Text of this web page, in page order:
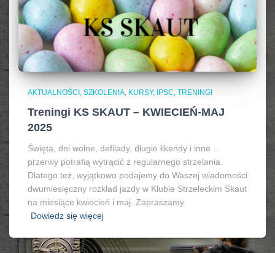
AKTUALNOŚCI, SZKOLENIA, KURSY, IPSC TRENINGI
Treningi KS SKAUT – KWIECIEŃ-MAJ
2025
Święta, dni wolne, defilady, długie łikendy i inne …
przerwy potrafią wytrącić z regularnego strzelania.
Dlatego też, wyjątkowo podajemy do Waszej wiadomości
dwumiesięczny rozkład jazdy w Klubie Strzeleckim Skaut
na miesiące kwiecień i maj. Zapraszamy
Dowiedz się więcej